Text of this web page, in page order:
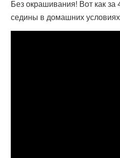
Без окрашивания! Вот как за
седины в домашних условиях